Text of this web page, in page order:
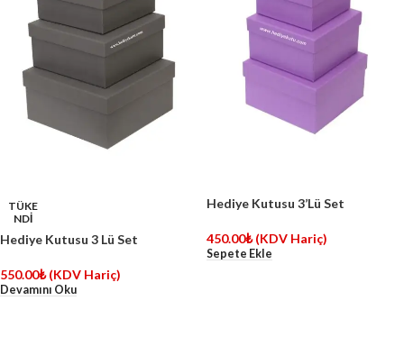
TÜKE
NDİ
Hediye Kutusu 3 Lü Set
550.00₺ (KDV Hariç)
Devamını Oku
Hediye Kutusu 3’Lü Set
450.00₺ (KDV Hariç)
Sepete Ekle